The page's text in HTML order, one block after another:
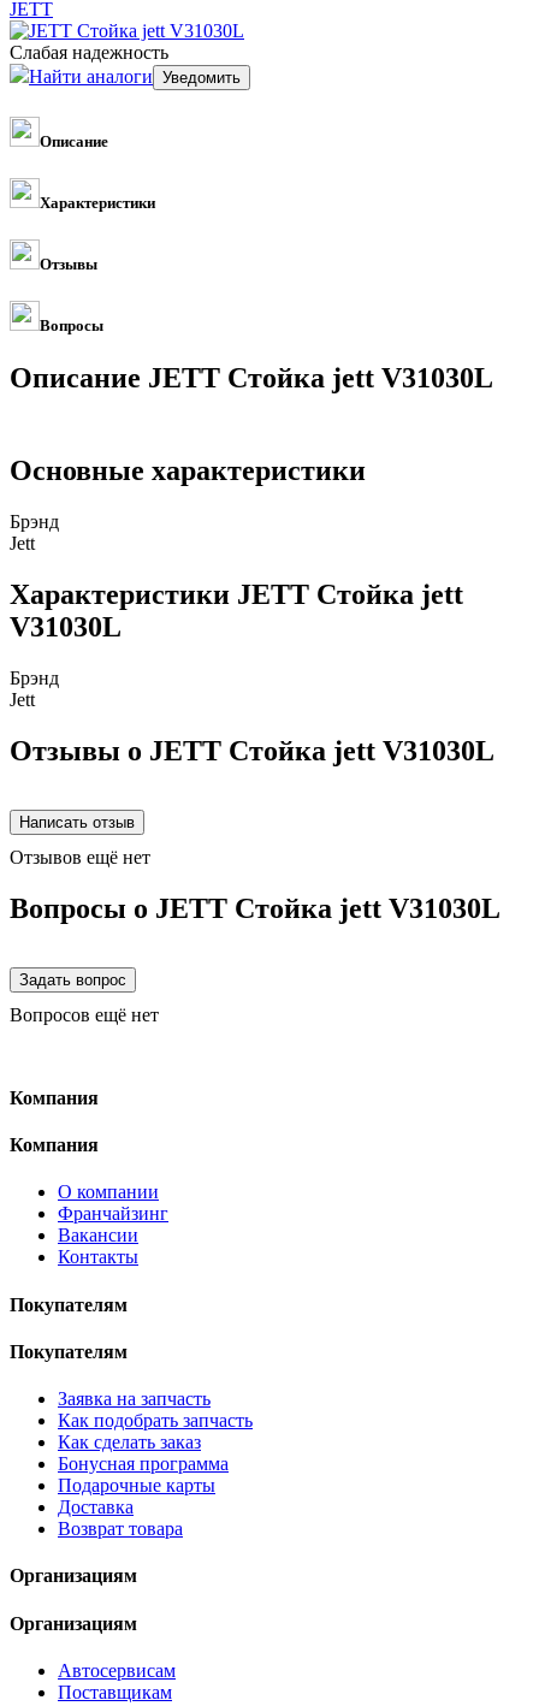
JETT
Слабая надежность
Найти аналоги
Описание
Характеристики
Отзывы
Вопросы
Описание JETT Стойка jett V31030L
Основные характеристики
Брэнд
Jett
Характеристики JETT Стойка jett
V31030L
Брэнд
Jett
Отзывы о JETT Стойка jett V31030L
Отзывов ещё нет
Вопросы о JETT Стойка jett V31030L
Вопросов ещё нет
Компания
Компания
О компании
Франчайзинг
Вакансии
Контакты
Покупателям
Покупателям
Заявка на запчасть
Как подобрать запчасть
Как сделать заказ
Бонусная программа
Подарочные карты
Доставка
Возврат товара
Организациям
Организациям
Автосервисам
Поставщикам